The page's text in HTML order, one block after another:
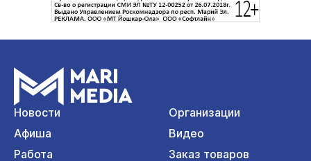
Новости
Организации
Афиша
Видео
Работа
Заказ товаров